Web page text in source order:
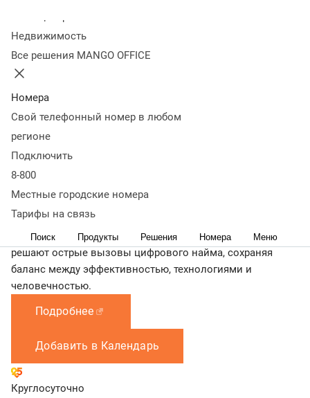
Недвижимость
Все решения MANGO OFFICE
Номера
Свой телефонный номер в любом
регионе
Подключить
8-800
Местные городские номера
Тарифы на связь
Поиск Продукты Решения Номера Меню
Где:
Онлайн
Что будет:
получите практические инсайты от лидеров отрасли, чьи
решения уже трансформируют рекрутинг в реальных
компаниях.
Каждый участник программы это не просто спикер, а
автоматизации, который делится тем, что действительно
работает. Вы получите доступ к проверенным решениям.
Это возможность увидеть, как реальные компании
решают острые вызовы цифрового найма, сохраняя
баланс между эффективностью, технологиями и
человечностью.
Подробнее
Добавить в Календарь
Круглосуточно